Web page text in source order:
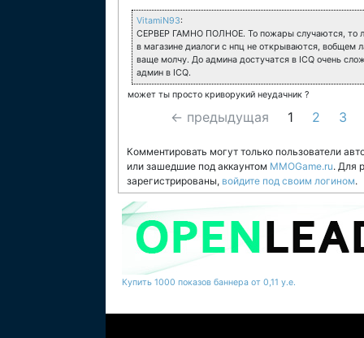
VitamiN93:
СЕРВЕР ГАМНО ПОЛНОЕ. То пожары случаются, то
в магазине диалоги с нпц не открываются, вобщем
ваще молчу. До админа достучатся в ICQ очень
админ в ICQ.
может ты просто криворукий неудачник ?
← предыдущая 1 2 3
Комментировать могут только пользователи
или зашедшие под аккаунтом MMOGame.ru. Для
зарегистрированы, войдите под своим логином.
Купить 1000 показов баннера от 0,11 у.е.